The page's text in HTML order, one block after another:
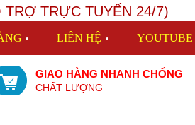
TRỢ TRỰC TUYẾN 24/7)
LIÊN HỆ YOUTUBE
GIAO HÀNG NHANH CHỐNG
CHẤT LƯỢNG